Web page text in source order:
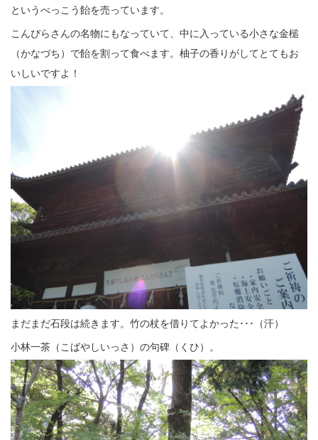
というべっこう飴を売っています。
こんぴらさんの名物にもなっていて、中に入っている小さな金槌
（かなづち）で飴を割って食べます。柚子の香りがしてとてもお
いしいですよ！
まだまだ石段は続きます。竹の杖を借りてよかった･･･（汗）
小林一茶（こばやしいっさ）の句碑（くひ）。